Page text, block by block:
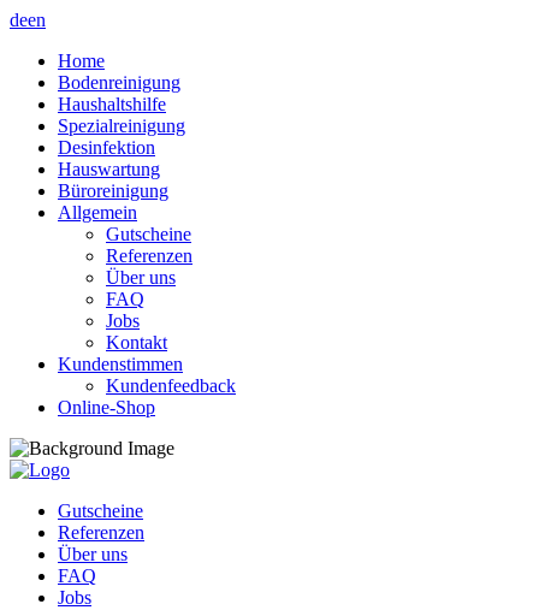
deen
Home
Bodenreinigung
Haushaltshilfe
Spezialreinigung
Desinfektion
Hauswartung
Büroreinigung
Allgemein
Gutscheine
Referenzen
Über uns
FAQ
Jobs
Kontakt
Kundenstimmen
Kundenfeedback
Online-Shop
Gutscheine
Referenzen
Über uns
FAQ
Jobs